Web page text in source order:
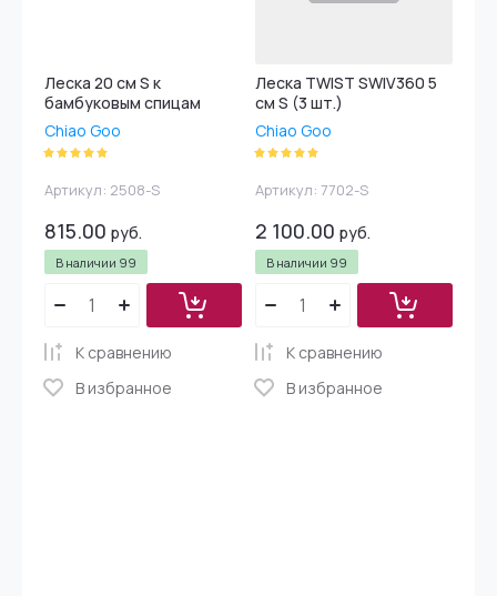
Леска 20 см S к
бамбуковым спицам
Chiao Goo
Артикул: 2508-S
В наличии 99
815.00 руб.
К сравнению
В избранное
Леска TWIST SWIV360 5
см S (3 шт.)
Chiao Goo
Артикул: 7702-S
В наличии 99
2 100.00 руб.
К сравнению
В избранное